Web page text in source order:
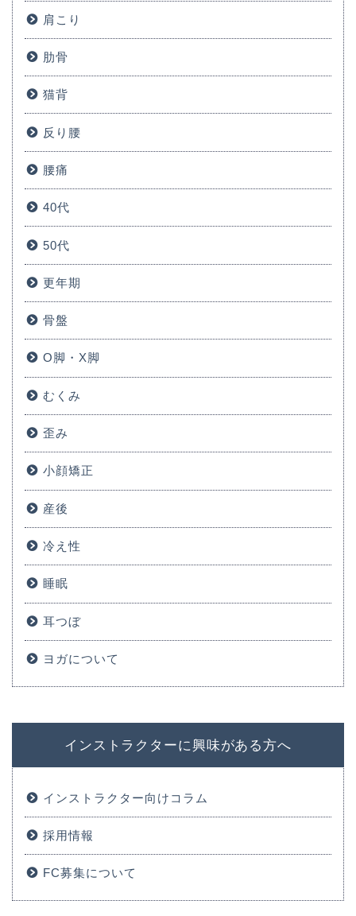
肩こり
肋骨
猫背
反り腰
腰痛
40代
50代
更年期
骨盤
O脚・X脚
むくみ
歪み
小顔矯正
産後
冷え性
睡眠
耳つぼ
ヨガについて
インストラクターに興味がある方へ
インストラクター向けコラム
採用情報
FC募集について